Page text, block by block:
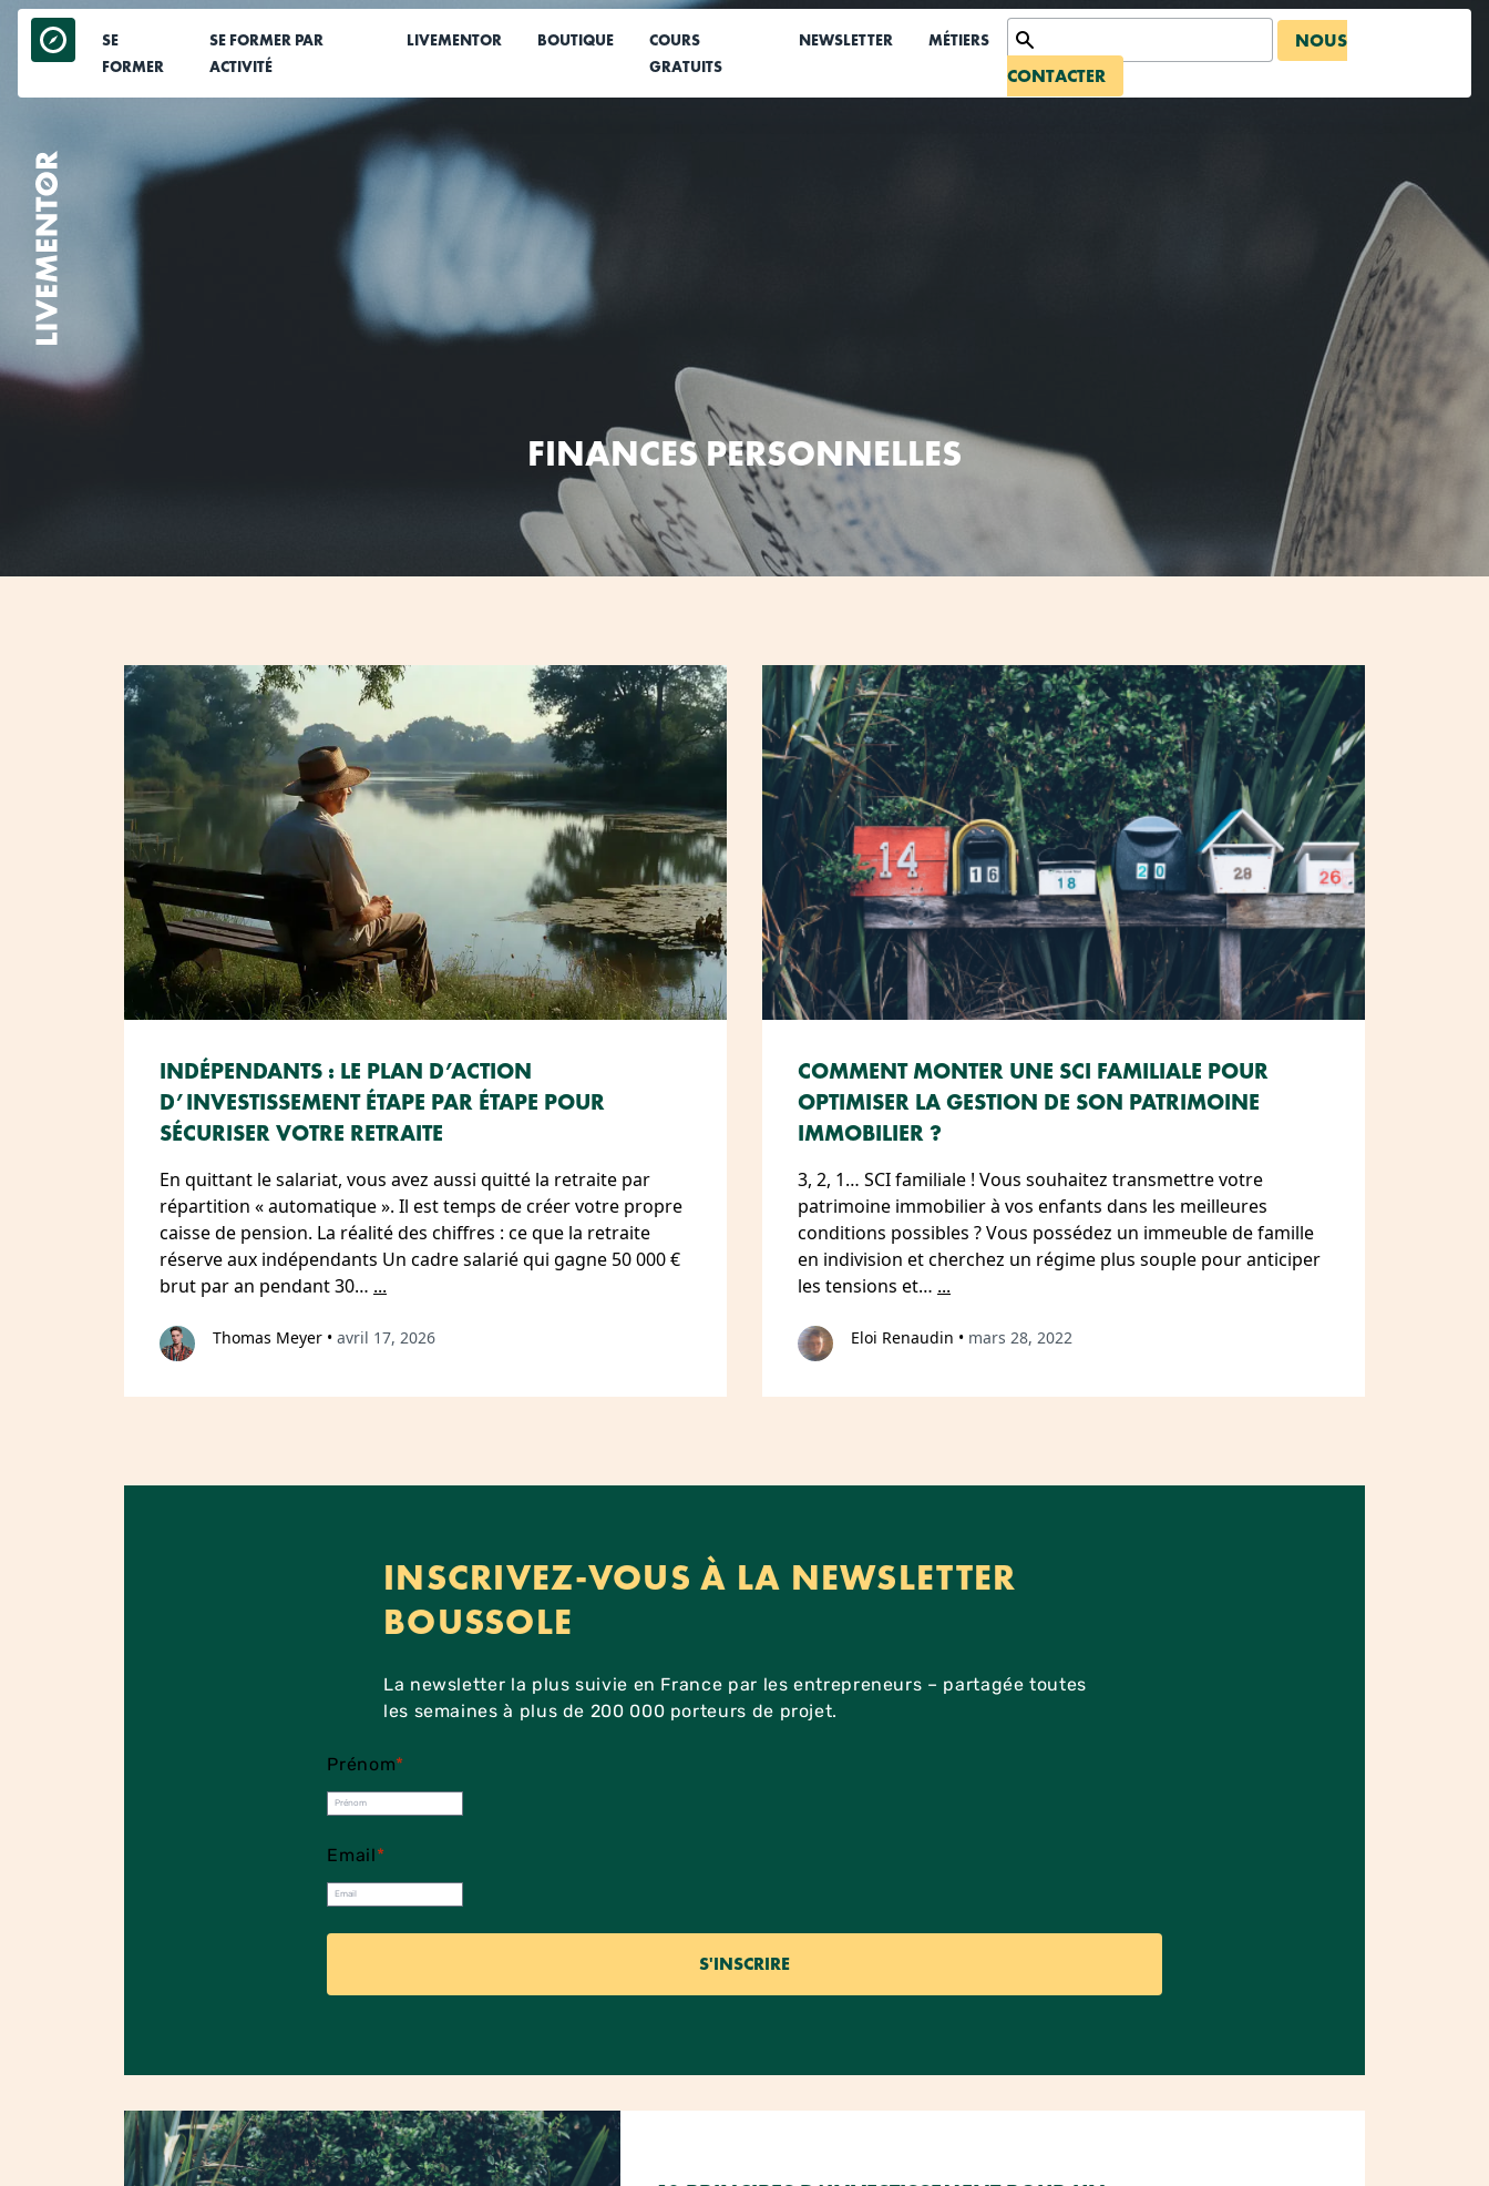
Aller
contenu
SE
FORMER
SE FORMER PAR
ACTIVITÉ
LIVEMENTOR BOUTIQUE
COURS
GRATUITS
NEWSLETTER MÉTIERS
NOUS
CONTACTER
FINANCES PERSONNELLES
INDÉPENDANTS : LE PLAN D’ACTION
D’INVESTISSEMENT ÉTAPE PAR ÉTAPE POUR
SÉCURISER VOTRE RETRAITE
En quittant le salariat, vous avez aussi quitté la retraite par
répartition « automatique ». Il est temps de créer votre propre
caisse de pension. La réalité des chiffres : ce que la retraite
réserve aux indépendants Un cadre salarié qui gagne 50 000 €
brut par an pendant 30… ...
Thomas Meyer • avril 17, 2026
COMMENT MONTER UNE SCI FAMILIALE POUR
OPTIMISER LA GESTION DE SON PATRIMOINE
IMMOBILIER ?
3, 2, 1… SCI familiale ! Vous souhaitez transmettre votre
patrimoine immobilier à vos enfants dans les meilleures
conditions possibles ? Vous possédez un immeuble de famille
en indivision et cherchez un régime plus souple pour anticiper
les tensions et… ...
Eloi Renaudin • mars 28, 2022
INSCRIVEZ-VOUS À LA NEWSLETTER
BOUSSOLE
La newsletter la plus suivie en France par les entrepreneurs – partagée toutes
les semaines à plus de 200 000 porteurs de projet.
Prénom*
Email*